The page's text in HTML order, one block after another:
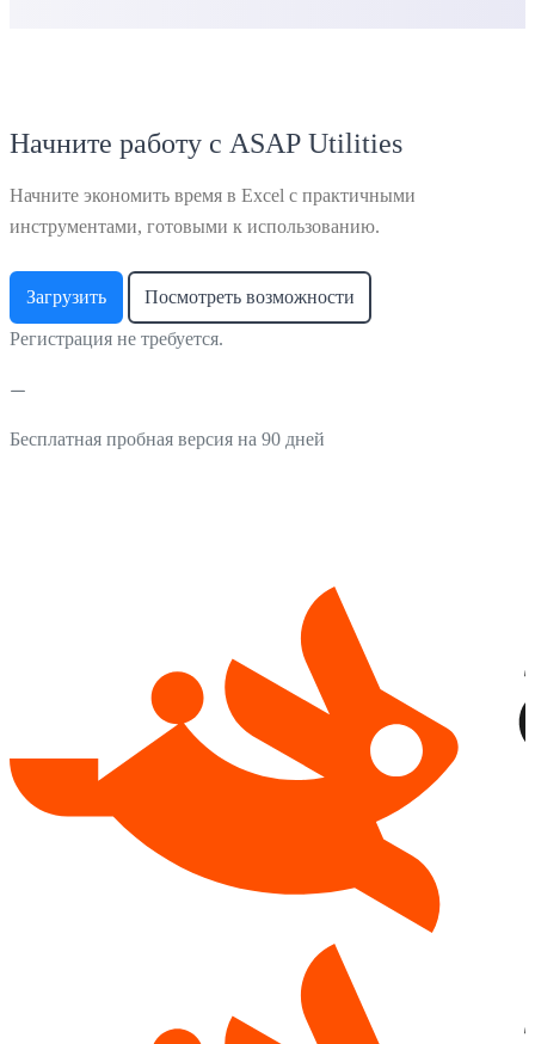
Начните работу с ASAP Utilities
Начните экономить время в Excel с практичными
инструментами, готовыми к использованию.
Загрузить Посмотреть возможности
Регистрация не требуется.
Бесплатная пробная версия на 90 дней